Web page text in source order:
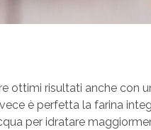
ottimi risultati anche con
è perfetta la farina
per idratare